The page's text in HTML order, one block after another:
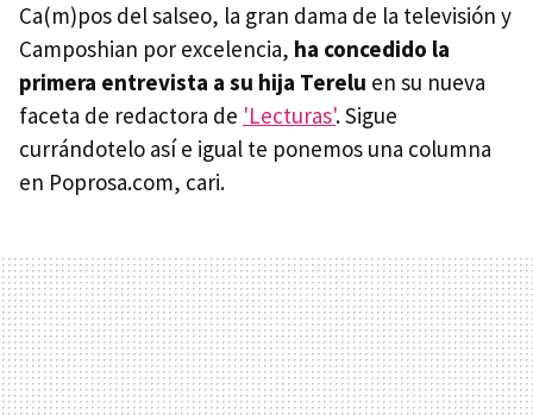
Ca(m)pos del salseo, la gran dama de la televisión y
Camposhian por excelencia, ha concedido la
primera entrevista a su hija Terelu en su nueva
faceta de redactora de 'Lecturas'. Sigue
currándotelo así e igual te ponemos una columna
en Poprosa.com, cari.